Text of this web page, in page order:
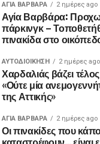
ΑΓΙΑ ΒΑΡΒΑΡΑ 2 ημέρες ago
Αγία Βαρβάρα:
πάρκινγκ –
πινακίδα στο
ΑΥΤΟΔΙΟΊΚΗΣΗ 2 ημέρες ago
Χαρδαλιάς βάζει
«Ούτε μία
της Αττικής»
ΑΓΙΑ ΒΑΡΒΑΡΑ 2 ημέρες ago
Οι πινακίδες που